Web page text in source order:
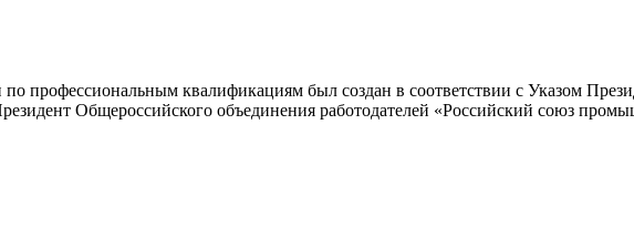
профессиональным квалификациям был создан в соответствии с Указом
Общероссийского объединения работодателей «Российский союз